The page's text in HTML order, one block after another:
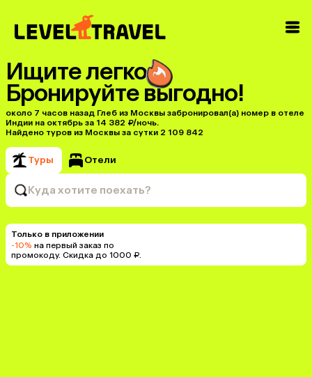
Ищите легко
Бронируйте выгодно!
около 7 часов назад Глеб из Москвы забронировал(а) номер в отеле
Индии на октябрь за 14 382 ₽/ночь.
Найдено туров из Москвы за сутки 2 109 842
Туры Отели
Куда хотите поехать?
Только в приложении
-10% на первый заказ по
промокоду. Скидка до 1000 ₽.